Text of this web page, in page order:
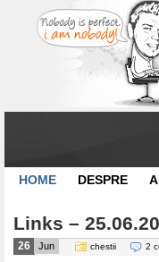
HOME DESPRE
Links –
26 Jun chestii 2